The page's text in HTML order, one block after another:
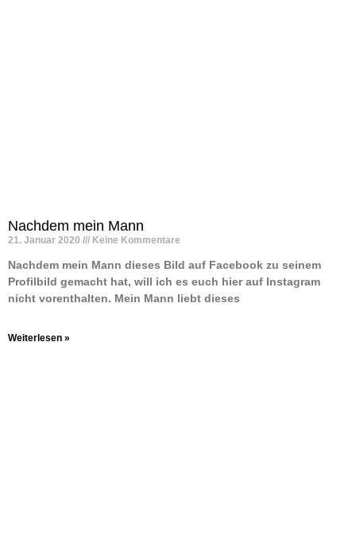
Nachdem mein Mann
21. Januar 2020 Keine Kommentare
Nachdem mein Mann dieses Bild auf Facebook zu seinem
Profilbild gemacht hat, will ich es euch hier auf Instagram
nicht vorenthalten. Mein Mann liebt dieses
Weiterlesen »